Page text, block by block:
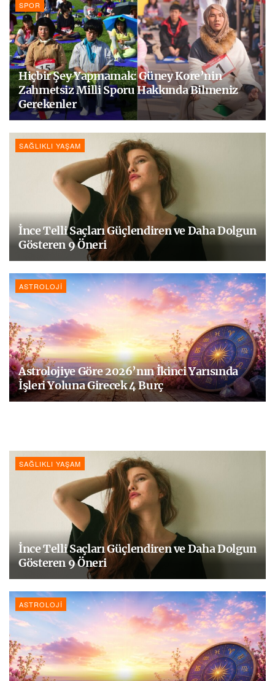
SPOR
Hiçbir Şey Yapmamak: Güney Kore’nin
Zahmetsiz Milli Sporu Hakkında Bilmeniz
Gerekenler
SAĞLIKLI YAŞAM
İnce Telli Saçları Güçlendiren ve Daha Dolgun
Gösteren 9 Öneri
ASTROLOJI
Astrolojiye Göre 2026’nın İkinci Yarısında
İşleri Yoluna Girecek 4 Burç
SAĞLIKLI YAŞAM
İnce Telli Saçları Güçlendiren ve Daha Dolgun
Gösteren 9 Öneri
ASTROLOJI